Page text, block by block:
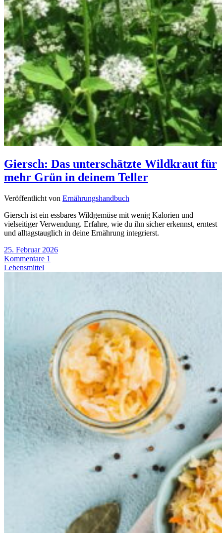
Giersch: Das unterschätzte Wildkraut für
mehr Grün in deinem Teller
Veröffentlicht von Ernährungshandbuch
Giersch ist ein essbares Wildgemüse mit wenig Kalorien und
vielseitiger Verwendung. Erfahre, wie du ihn sicher erkennst, erntest
und alltagstauglich in deine Ernährung integrierst.
25. Februar 2026
Kommentare 1
Lebensmittel